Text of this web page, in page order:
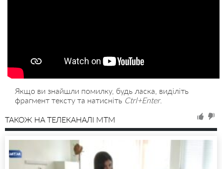
Якщо ви знайшли помилку, будь ласка, виділіть
фрагмент тексту та натисніть Ctrl+Enter.
ТАКОЖ НА ТЕЛЕКАНАЛІ MTM